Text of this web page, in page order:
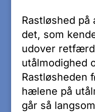
Rastløshed
det, som
udover
utålmodighed
Rastløsheden
hælene på
går så